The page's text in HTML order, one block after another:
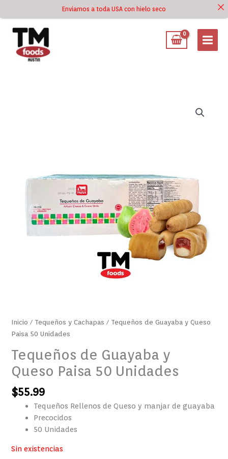
Enviamos a toda USA con hielo seco
al
contenido
Inicio / Tequeños y Cachapas / Tequeños de Guayaba y Queso
Paisa 50 Unidades
Tequeños de Guayaba y
Queso Paisa 50 Unidades
$55.99
Tequeños Rellenos de Queso y manjar de guayaba
Precocidos
50 Unidades
Sin existencias